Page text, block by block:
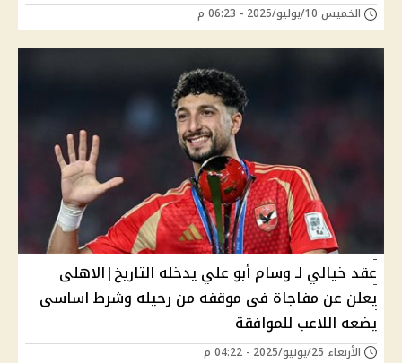
الخميس 10/يوليو/2025 - 06:23 م
عقد خيالي لـ وسام أبو علي يدخله التاريخ|الاهلى
يعلن عن مفاجاة فى موقفه من رحيله وشرط اساسى
يضعه اللاعب للموافقة
الأربعاء 25/يونيو/2025 - 04:22 م